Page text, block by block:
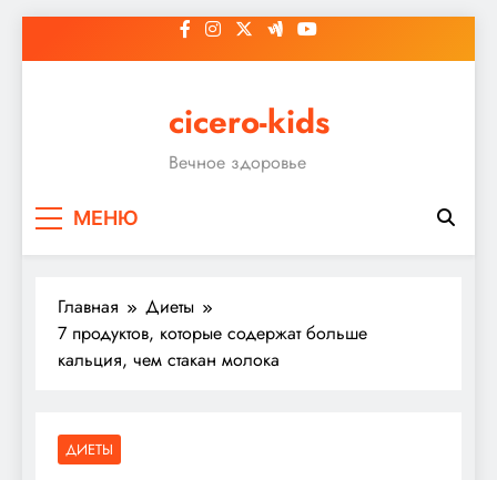
к
cicero-kids
Вечное здоровье
МЕНЮ
Главная
Диеты
7 продуктов, которые содержат больше
кальция, чем стакан молока
ДИЕТЫ